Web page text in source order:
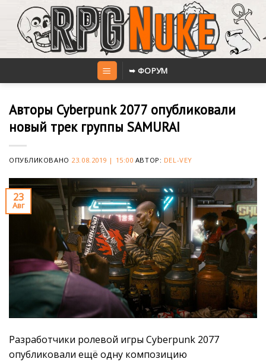
content
➥ ФОРУМ
Авторы Cyberpunk 2077 опубликовали
новый трек группы SAMURAI
ОПУБЛИКОВАНО 23.08.2019 | 15:00 АВТОР: DEL-VEY
23
Авг
Разработчики ролевой игры Cyberpunk 2077
опубликовали ещё одну композицию